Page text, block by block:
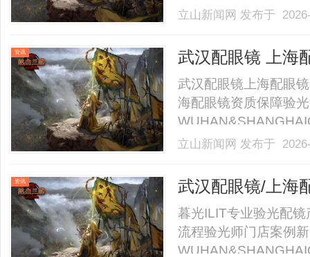
代营养科技巧妙融合
景、以创新产品回应
立山新闻网 发布于
资讯 武汉配眼镜 上海
武汉配眼镜上海配眼
海配眼镜资质保障验
业验光配镜的写字楼
40%-60%优惠，兼顾
立山新闻网 发布于
资讯 武汉配眼镜/上海
暮光ILIT专业验光配
流程验光师门店案例